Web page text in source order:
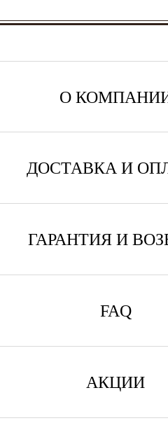
О
ДОСТАВКА И
ГАРАНТИЯ И
FAQ
АКЦИИ